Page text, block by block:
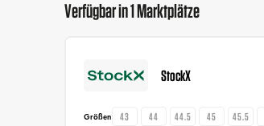
Verfügbar in 1 Marktplätze
StockX
Größen 43 44 44.5 45 45.5